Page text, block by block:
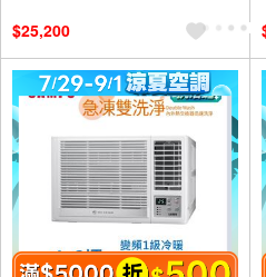
$25,200